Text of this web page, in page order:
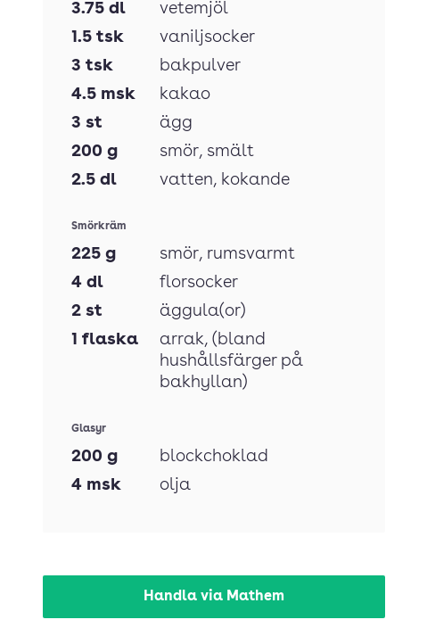
3.75 dl
vetemjöl
1.5 tsk
vaniljsocker
3 tsk
bakpulver
4.5 msk
kakao
3 st
ägg
200 g smör, smält
2.5 dl vatten, kokande
Smörkräm
225 g smör, rumsvarmt
4 dl
florsocker
2 st
äggula(or)
1 flaska arrak, (bland
hushållsfärger på
bakhyllan)
Glasyr
200 g
blockchoklad
4 msk olja
Handla via Mathem